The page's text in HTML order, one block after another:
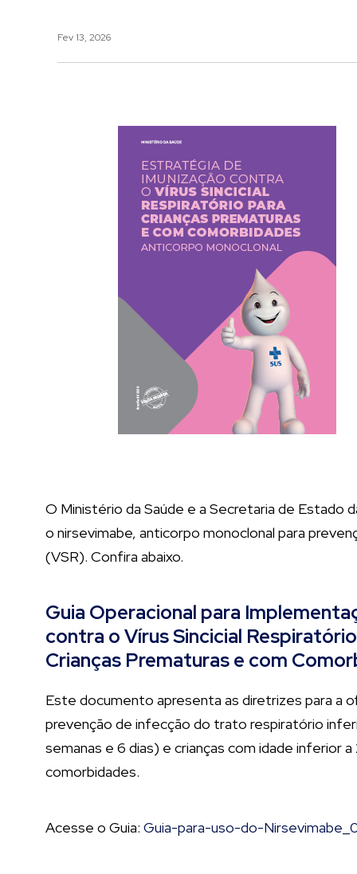
Fev 13, 2026
O Ministério da Saúde e a Secretaria de Estado
o nirsevimabe, anticorpo monoclonal para
(VSR). Confira abaixo.
Guia Operacional para
contra o Vírus Sincicial
Crianças Prematuras e com
Este documento apresenta as diretrizes para a
prevenção de infecção do trato respiratório
semanas e 6 dias) e crianças com idade inferior
comorbidades.
Acesse o Guia: Guia-para-uso-do-